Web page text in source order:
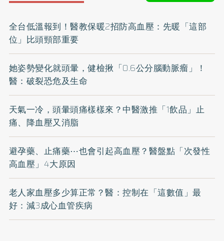
全台低溫報到！醫教保暖2招防高血壓：先暖「這部
位」比頭頸部重要
她姿勢變化就頭暈，健檢揪「0.6公分腦動脈瘤」！
醫：破裂恐危及生命
天氣一冷，頭暈頭痛樣樣來？中醫激推「1飲品」止
痛、降血壓又消脂
避孕藥、止痛藥⋯也會引起高血壓？醫盤點「次發性
高血壓」4大原因
老人家血壓多少算正常？醫：控制在「這數值」最
好：減3成心血管疾病